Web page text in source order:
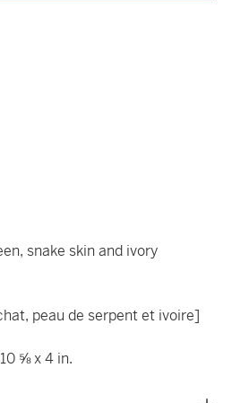
snake skin and ivory
peau de serpent et ivoire]
⅝ x 4 in.